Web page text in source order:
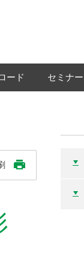
ード セミナー